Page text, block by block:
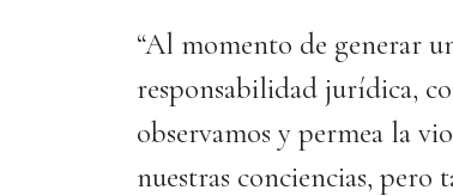
“Al momento de generar
responsabilidad jurídica,
observamos y permea la
nuestras conciencias, pero